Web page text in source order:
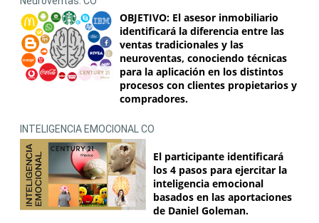
OBJETIVO: El asesor inmobiliario
identificará la diferencia entre las
ventas tradicionales y las
neuroventas, conociendo técnicas
para la aplicación en los distintos
procesos con clientes propietarios y
compradores.
INTELIGENCIA EMOCIONAL CO
El participante identificará
los 4 pasos para ejercitar la
inteligencia emocional
basados en las aportaciones
de Daniel Goleman.